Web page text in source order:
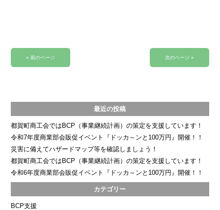
« 前のページ 次のページ »
最近の投稿
都賀町商工会ではBCP（事業継続計画）の策定を支援しています！
令和7年度商業部会販促イベント『ドッカ～ンと100万円』開催！！
災害に備えてハザードマップ等を確認しましょう！
都賀町商工会ではBCP（事業継続計画）の策定を支援しています！
令和6年度商業部会販促イベント『ドッカ～ンと100万円』開催！！
カテゴリー
BCP支援